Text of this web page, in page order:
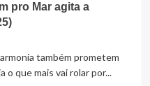
pro Mar agita a
também prometem
o que mais vai rolar por...